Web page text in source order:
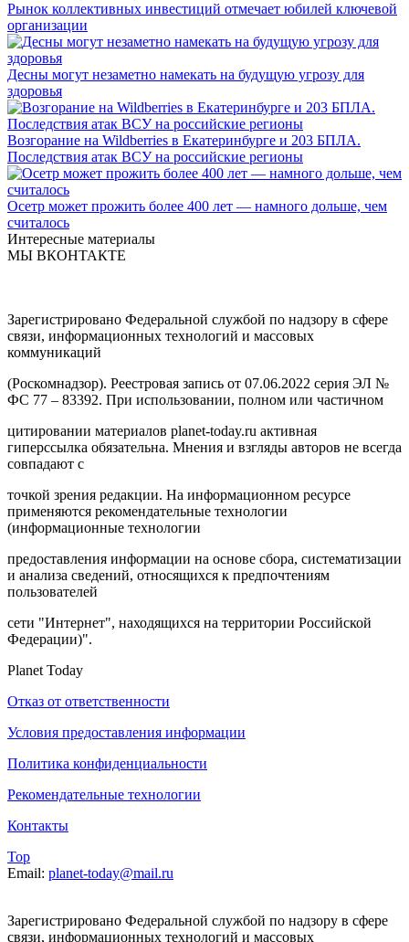
Рынок коллективных инвестиций отмечает юбилей ключевой
организации
Десны могут незаметно намекать на будущую угрозу для
здоровья
Возгорание на Wildberries в Екатеринбурге и 203 БПЛА.
Последствия атак ВСУ на российские регионы
Осетр может прожить более 400 лет — намного дольше, чем
считалось
Интересные материалы
МЫ ВКОНТАКТЕ
Зарегистрировано Федеральной службой по надзору в сфере
связи, информационных технологий и массовых
коммуникаций
(Роскомнадзор). Реестровая запись от 07.06.2022 серия ЭЛ №
ФС 77 – 83392. При использовании, полном или частичном
цитировании материалов planet-today.ru активная
гиперссылка обязательна. Мнения и взгляды авторов не всегда
совпадают с
точкой зрения редакции. На информационном ресурсе
применяются рекомендательные технологии
(информационные технологии
предоставления информации на основе сбора, систематизации
и анализа сведений, относящихся к предпочтениям
пользователей
сети "Интернет", находящихся на территории Российской
Федерации)".
Planet Today
Отказ от ответственности
Условия предоставления информации
Политика конфиденциальности
Рекомендательные технологии
Контакты
Top
Email: planet-today@mail.ru
Зарегистрировано Федеральной службой по надзору в сфере
связи, информационных технологий и массовых